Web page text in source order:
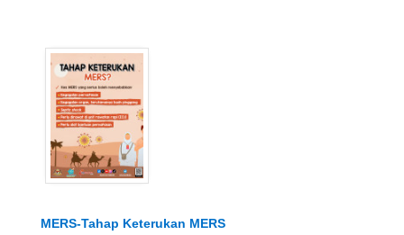
MERS-Tahap Keterukan MERS